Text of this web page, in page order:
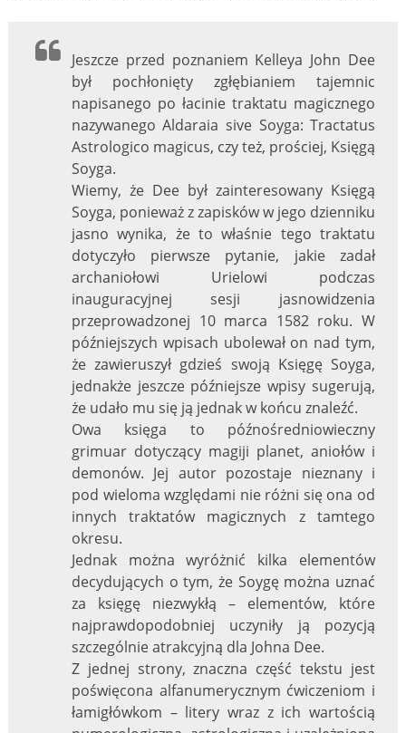
Jeszcze przed poznaniem Kelleya John Dee
był pochłonięty zgłębianiem tajemnic
napisanego po łacinie traktatu magicznego
nazywanego Aldaraia sive Soyga: Tractatus
Astrologico magicus, czy też, prościej, Księgą
Soyga.
Wiemy, że Dee był zainteresowany Księgą
Soyga, ponieważ z zapisków w jego dzienniku
jasno wynika, że to właśnie tego traktatu
dotyczyło pierwsze pytanie, jakie zadał
archaniołowi Urielowi podczas
inauguracyjnej sesji jasnowidzenia
przeprowadzonej 10 marca 1582 roku. W
późniejszych wpisach ubolewał on nad tym,
że zawieruszył gdzieś swoją Księgę Soyga,
jednakże jeszcze późniejsze wpisy sugerują,
że udało mu się ją jednak w końcu znaleźć.
Owa księga to późnośredniowieczny
grimuar dotyczący magiji planet, aniołów i
demonów. Jej autor pozostaje nieznany i
pod wieloma względami nie różni się ona od
innych traktatów magicznych z tamtego
okresu.
Jednak można wyróżnić kilka elementów
decydujących o tym, że Soygę można uznać
za księgę niezwykłą – elementów, które
najprawdopodobniej uczyniły ją pozycją
szczególnie atrakcyjną dla Johna Dee.
Z jednej strony, znaczna część tekstu jest
poświęcona alfanumerycznym ćwiczeniom i
łamigłówkom – litery wraz z ich wartością